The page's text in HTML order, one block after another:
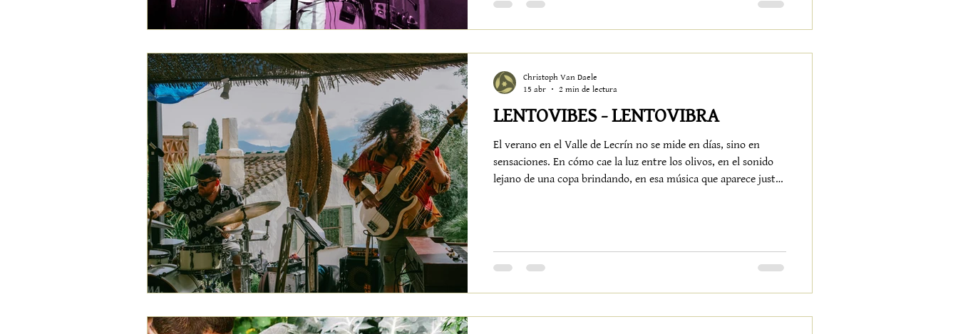
pequeño universomás de cuarenta artesanos desplegando
LENTOVIBES - LENTOVIBRA
El verano en el Valle de Lecrín no se mide en días, sino en
sensaciones. En cómo cae la luz entre los olivos, en el sonido
lejano de una copa brindando, en esa música que aparece justo
escenario donde cada artista trae su propio mun
Christoph Van Daele
15 abr
2 min de lectura